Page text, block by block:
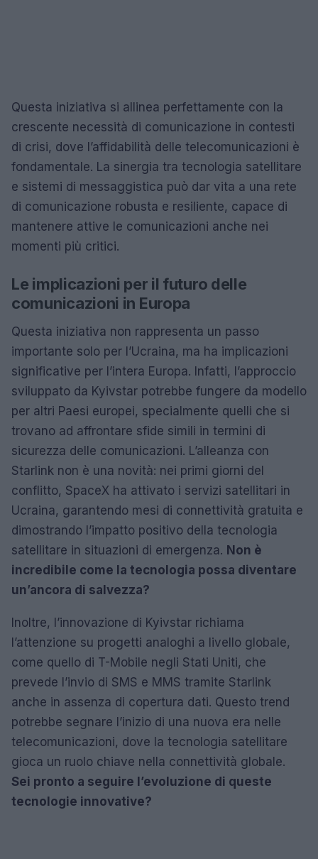
Questa iniziativa si allinea perfettamente con la
crescente necessità di comunicazione in contesti
di crisi, dove l’affidabilità delle telecomunicazioni è
fondamentale. La sinergia tra tecnologia satellitare
e sistemi di messaggistica può dar vita a una rete
di comunicazione robusta e resiliente, capace di
mantenere attive le comunicazioni anche nei
momenti più critici.
Le implicazioni per il futuro delle
comunicazioni in Europa
Questa iniziativa non rappresenta un passo
importante solo per l’Ucraina, ma ha implicazioni
significative per l’intera Europa. Infatti, l’approccio
sviluppato da Kyivstar potrebbe fungere da modello
per altri Paesi europei, specialmente quelli che si
trovano ad affrontare sfide simili in termini di
sicurezza delle comunicazioni. L’alleanza con
Starlink non è una novità: nei primi giorni del
conflitto, SpaceX ha attivato i servizi satellitari in
Ucraina, garantendo mesi di connettività gratuita e
dimostrando l’impatto positivo della tecnologia
satellitare in situazioni di emergenza. Non è
incredibile come la tecnologia possa diventare
un’ancora di salvezza?
Inoltre, l’innovazione di Kyivstar richiama
l’attenzione su progetti analoghi a livello globale,
come quello di T-Mobile negli Stati Uniti, che
prevede l’invio di SMS e MMS tramite Starlink
anche in assenza di copertura dati. Questo trend
potrebbe segnare l’inizio di una nuova era nelle
telecomunicazioni, dove la tecnologia satellitare
gioca un ruolo chiave nella connettività globale.
Sei pronto a seguire l’evoluzione di queste
tecnologie innovative?